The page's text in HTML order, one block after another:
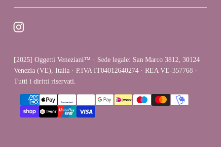
[2025] Oggetti Veneziani™ · Sede legale: San Marco 3812, 30124
Venezia (VE), Italia · P.IVA IT04012640274 · REA VE-357768 ·
Tutti i diritti riservati.
{"title"=>"Metodi
pagamento"}